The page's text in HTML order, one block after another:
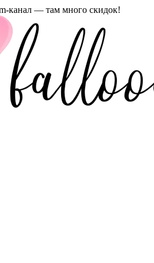
канал — там много скидок!